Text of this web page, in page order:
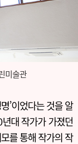
미술관
’이었다는 것을 알
대 작가가 가졌던
를 통해 작가의 작